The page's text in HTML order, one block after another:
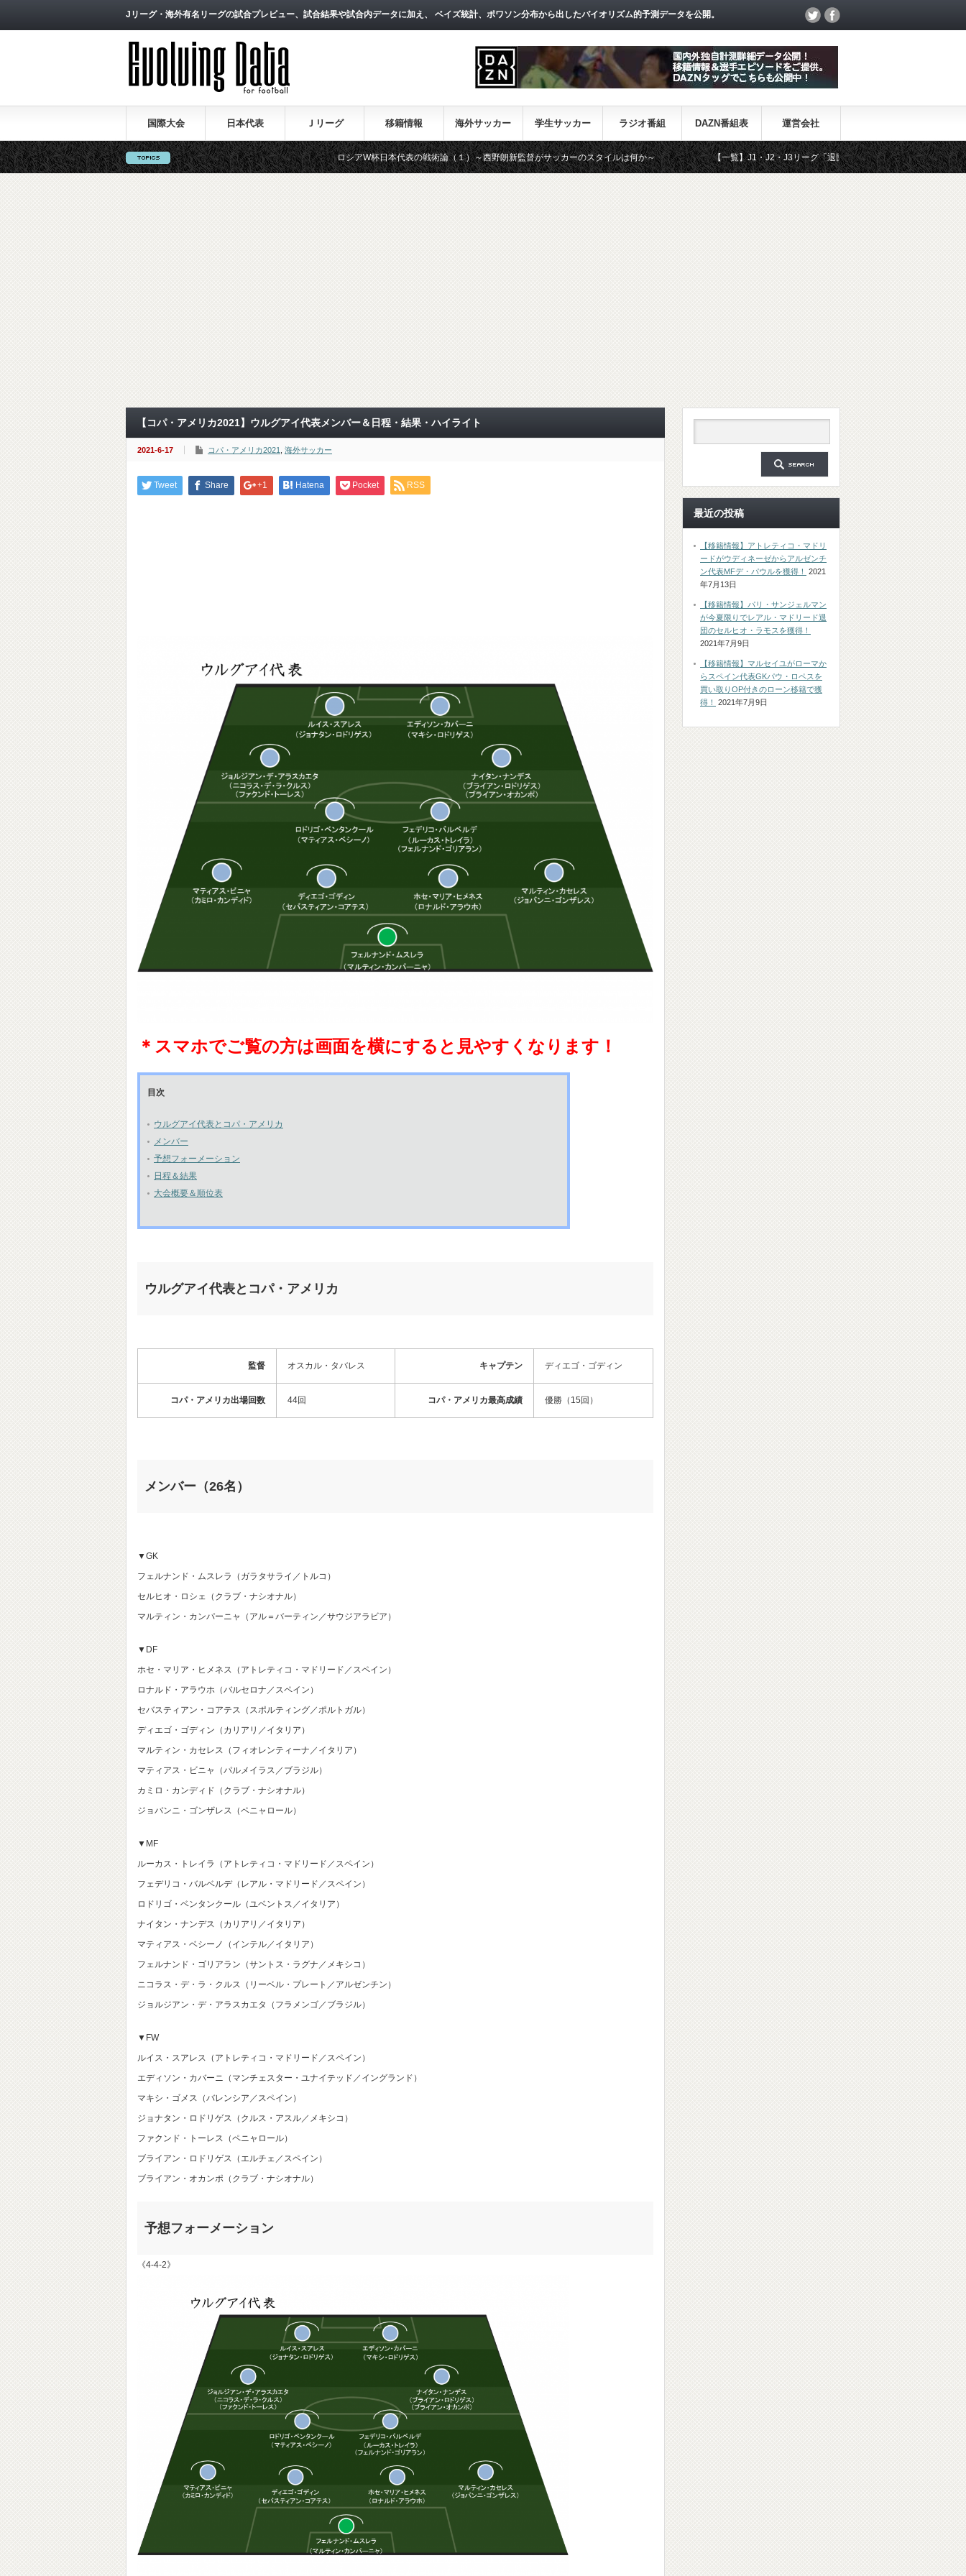
Jリーグ・海外有名リーグの試合プレビュー、試合結果や試合内データに加え、 ベイズ統計、ポワソン分布から出したバイオリズム的予測データを公開。
国際大会 日本代表 Ｊリーグ 移籍情報 海外サッカー 学生サッカー ラジオ番組 DAZN番組表 運営会社
ロシアW杯日本代表の戦術論（１）～西野朗新監督がサッカーのスタイルは何か～ 【一覧】J1・J2・J3リーグ「退団・戦力外選手＆新加入選手」
【コパ・アメリカ2021】ウルグアイ代表メンバー＆日程・結果・ハイライト
2021-6-17 コパ・アメリカ2021 海外サッカー
Tweet Share +1 Hatena Pocket RSS
＊スマホでご覧の方は画面を横にすると見やすくなります！
目次
ウルグアイ代表とコパ・アメリカ
メンバー
予想フォーメーション
日程＆結果
大会概要＆順位表
ウルグアイ代表とコパ・アメリカ
監督 オスカル・タバレス キャプテン ディエゴ・ゴディン
コパ・アメリカ出場回数 44回 コパ・アメリカ最高成績 優勝（15回）
メンバー（26名）
▼GK
フェルナンド・ムスレラ（ガラタサライ／トルコ）
セルヒオ・ロシェ（クラブ・ナシオナル）
マルティン・カンパーニャ（アル＝バーティン／サウジアラビア）
▼DF
ホセ・マリア・ヒメネス（アトレティコ・マドリード／スペイン）
ロナルド・アラウホ（バルセロナ／スペイン）
セバスティアン・コアテス（スポルティング／ポルトガル）
ディエゴ・ゴディン（カリアリ／イタリア）
マルティン・カセレス（フィオレンティーナ／イタリア）
マティアス・ビニャ（パルメイラス／ブラジル）
カミロ・カンディド（クラブ・ナシオナル）
ジョバンニ・ゴンザレス（ペニャロール）
▼MF
ルーカス・トレイラ（アトレティコ・マドリード／スペイン）
フェデリコ・バルベルデ（レアル・マドリード／スペイン）
ロドリゴ・ベンタンクール（ユベントス／イタリア）
ナイタン・ナンデス（カリアリ／イタリア）
マティアス・ベシーノ（インテル／イタリア）
フェルナンド・ゴリアラン（サントス・ラグナ／メキシコ）
ニコラス・デ・ラ・クルス（リーベル・プレート／アルゼンチン）
ジョルジアン・デ・アラスカエタ（フラメンゴ／ブラジル）
▼FW
ルイス・スアレス（アトレティコ・マドリード／スペイン）
エディソン・カバーニ（マンチェスター・ユナイテッド／イングランド）
マキシ・ゴメス（バレンシア／スペイン）
ジョナタン・ロドリゲス（クルス・アスル／メキシコ）
ファクンド・トーレス（ペニャロール）
ブライアン・ロドリゲス（エルチェ／スペイン）
ブライアン・オカンポ（クラブ・ナシオナル）
予想フォーメーション
《4-4-2》
最近の投稿
【移籍情報】アトレティコ・マドリ
ードがウディネーゼからアルゼンチ
ン代表MFデ・パウルを獲得！
2021
年7月13日
【移籍情報】パリ・サンジェルマン
が今夏限りでレアル・マドリード退
団のセルヒオ・ラモスを獲得！
2021年7月9日
【移籍情報】マルセイユがローマか
らスペイン代表GKパウ・ロペスを
買い取りOP付きのローン移籍で獲
得！
2021年7月9日